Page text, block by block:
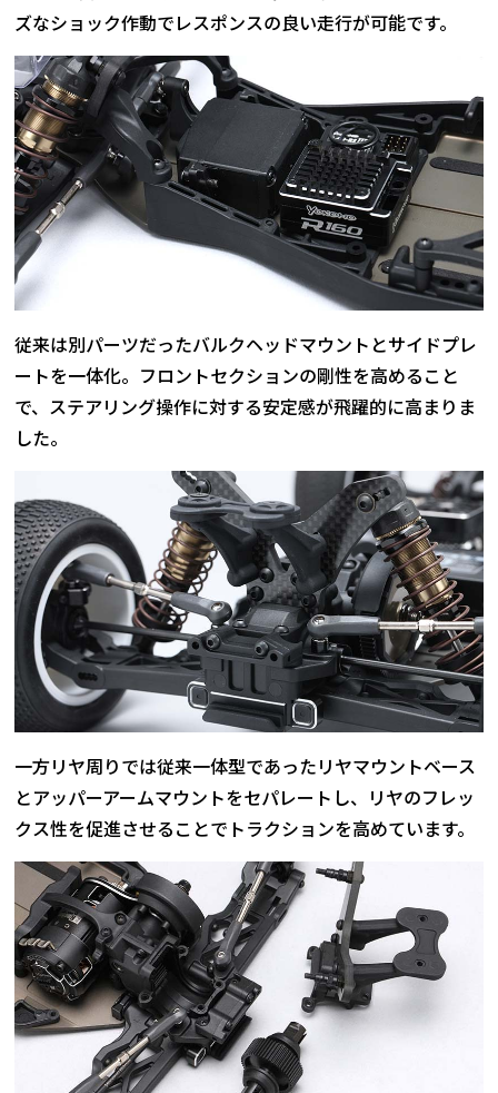
ズなショック作動でレスポンスの良い走行が可能です。
従来は別パーツだったバルクヘッドマウントとサイドプレ
ートを一体化。フロントセクションの剛性を高めること
で、ステアリング操作に対する安定感が飛躍的に高まりま
した。
一方リヤ周りでは従来一体型であったリヤマウントベース
とアッパーアームマウントをセパレートし、リヤのフレッ
クス性を促進させることでトラクションを高めています。